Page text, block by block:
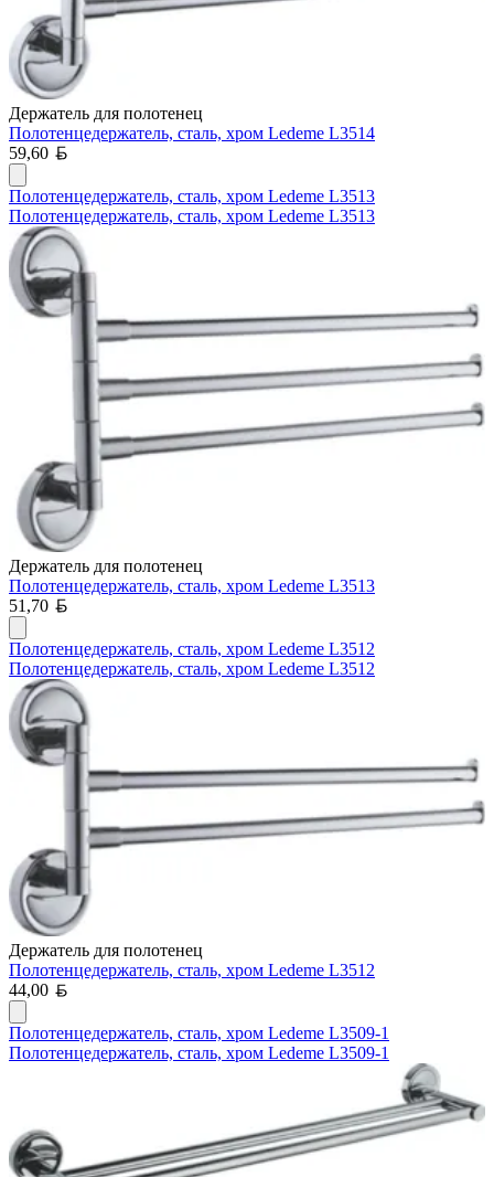
Держатель для полотенец
Полотенцедержатель, сталь, хром Ledeme L3514
59,60
Полотенцедержатель, сталь, хром Ledeme L3513
Полотенцедержатель, сталь, хром Ledeme L3513
Держатель для полотенец
Полотенцедержатель, сталь, хром Ledeme L3513
51,70
Полотенцедержатель, сталь, хром Ledeme L3512
Полотенцедержатель, сталь, хром Ledeme L3512
Держатель для полотенец
Полотенцедержатель, сталь, хром Ledeme L3512
44,00
Полотенцедержатель, сталь, хром Ledeme L3509-1
Полотенцедержатель, сталь, хром Ledeme L3509-1